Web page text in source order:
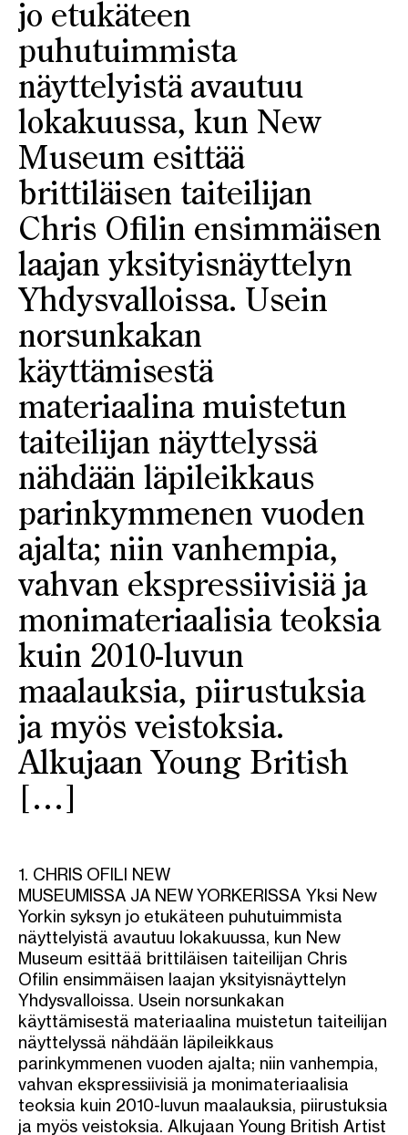
jo etukäteen
puhutuimmista
näyttelyistä avautuu
lokakuussa, kun New
Museum esittää
brittiläisen taiteilijan
Chris Ofilin ensimmäisen
laajan yksityisnäyttelyn
Yhdysvalloissa. Usein
norsunkakan
käyttämisestä
materiaalina muistetun
taiteilijan näyttelyssä
nähdään läpileikkaus
parinkymmenen vuoden
ajalta; niin vanhempia,
vahvan ekspressiivisiä ja
monimateriaalisia teoksia
kuin 2010-luvun
maalauksia, piirustuksia
ja myös veistoksia.
Alkujaan Young British
[…]
1. CHRIS OFILI NEW
MUSEUMISSA JA NEW YORKERISSA Yksi New
Yorkin syksyn jo etukäteen puhutuimmista
näyttelyistä avautuu lokakuussa, kun New
Museum esittää brittiläisen taiteilijan Chris
Ofilin ensimmäisen laajan yksityisnäyttelyn
Yhdysvalloissa. Usein norsunkakan
käyttämisestä materiaalina muistetun taiteilijan
näyttelyssä nähdään läpileikkaus
parinkymmenen vuoden ajalta; niin vanhempia,
vahvan ekspressiivisiä ja monimateriaalisia
teoksia kuin 2010-luvun maalauksia, piirustuksia
ja myös veistoksia. Alkujaan Young British Artist